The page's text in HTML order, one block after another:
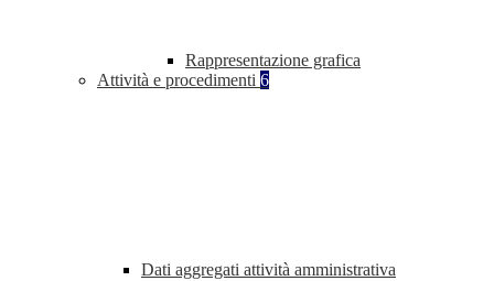
Rappresentazione grafica
Attività e procedimenti 6
Dati aggregati attività amministrativa